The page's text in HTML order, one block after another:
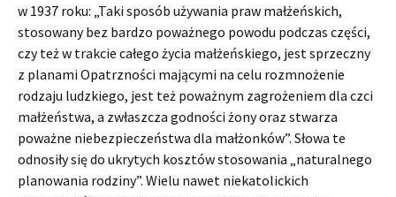
w 1937 roku: „Taki sposób używania praw małżeńskich,
stosowany bez bardzo poważnego powo­du podczas części,
czy też w trakcie całego życia małżeńskiego, jest sprzeczny
z planami Opatrzności mającymi na celu rozmnożenie
rodzaju ludzkiego, jest też poważnym zagrożeniem dla czci
małżeń­stwa, a zwłaszcza godności żony oraz stwarza
poważne niebezpieczeństwa dla małżonków”. Słowa te
odnosiły się do ukrytych kosztów stosowania „naturalnego
planowania rodziny”. Wielu nawet niekatolickich